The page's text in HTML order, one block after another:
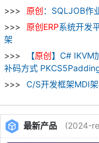
原创：SQLJOB作
原创ERP系统开发
架
【原创】C# IKVM
补码方式
C/S开发框架MDI
最新产品 (2024-